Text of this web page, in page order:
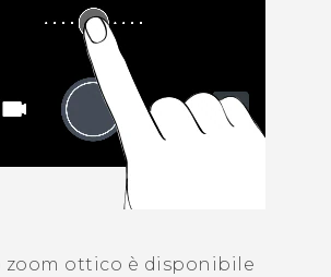
ottico è disponibile